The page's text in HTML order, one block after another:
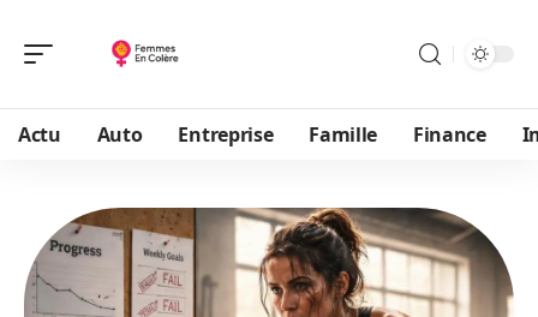
Actu Auto Entreprise Famille Finance